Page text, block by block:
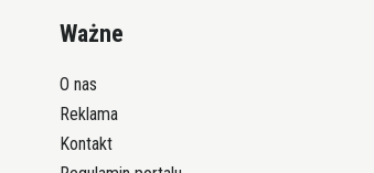
Ważne
O nas
Reklama
Kontakt